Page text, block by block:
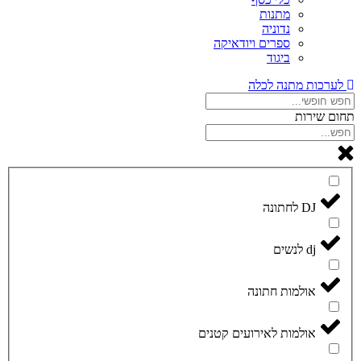
מתנות
נדוניה
ספרים ויודאיקה
ביגוד
לערכות מתנה לכלה
תחום שירות
DJ לחתונה
dj לנשים
אולמות חתונה
אולמות לאירועים קטנים